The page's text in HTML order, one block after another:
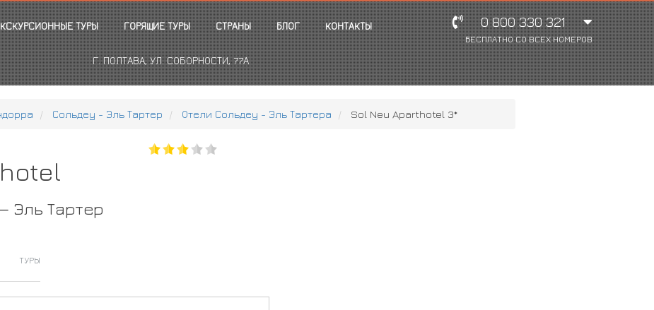
ТУРЫ ГОРЯЩИЕ ТУРЫ СТРАНЫ БЛОГ КОНТАКТЫ
Г. ПОЛТАВА, УЛ. СОБОРНОСТИ, 77А
0 800 330 321
БЕСПЛАТНО СО ВСЕХ НОМЕРОВ
Сольдеу - Эль Тартер Отели Сольдеу - Эль Тартера Sol Neu Aparthotel 3*
Эль Тартер
ТУРЫ